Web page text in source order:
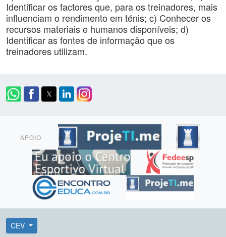
Identificar os factores que, para os treinadores, mais
influenciam o rendimento em ténis; c) Conhecer os
recursos materiais e humanos disponíveis; d)
Identificar as fontes de informação que os
treinadores utilizam.
APOIO
CEV